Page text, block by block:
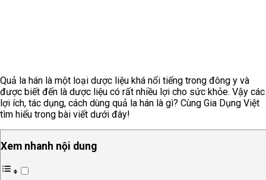
Quả la hán là một loại dược liệu khá nổi tiếng trong đông y và
được biết đến là dược liệu có rất nhiều lợi cho sức khỏe. Vậy các
lợi ích, tác dụng, cách dùng quả la hán là gì? Cùng Gia Dụng Việt
tìm hiểu trong bài viết dưới đây!
Xem nhanh nội dung